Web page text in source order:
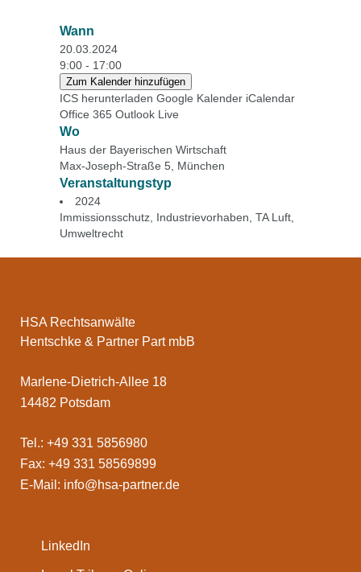
Wann
20.03.2024
9:00 - 17:00
Zum Kalender hinzufügen
ICS herunterladen Google Kalender iCalendar
Office 365 Outlook Live
Wo
Haus der Bayerischen Wirtschaft
Max-Joseph-Straße 5, München
Veranstaltungstyp
2024
Immissionsschutz Industrievorhaben TA Luft
Umweltrecht
HSA Rechtsanwälte
Hentschke & Partner Part mbB
Marlene-Dietrich-Allee 18
14482 Potsdam
Tel.: +49 331 5856980
Fax: +49 331 58569899
E-Mail: info@hsa-partner.de
LinkedIn